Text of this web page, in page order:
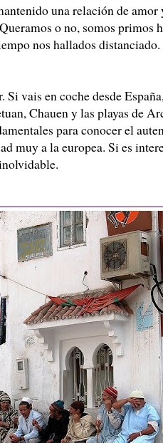
una relación de amor
o no, somos primos
nos hallados distanciado.
vais en coche desde
Chauen y las playas de
para conocer el
muy a la europea. Si es